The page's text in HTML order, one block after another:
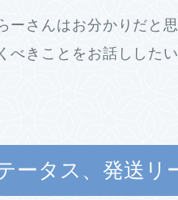
ーさんはお分かりだと
べきことをお話ししたい
ータス、発送リ